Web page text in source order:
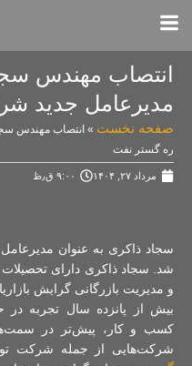
انتصاب مهندس
مدیرعامل جدید
صفحه نخست » انتصاب مهندس
ره گستر نفت
مرداد ۲۷, ۱۴۰۴ ۹:۰۰ ق٫ظ
سجاد ذاکری به عنوان مدیرعامل
شد. سجاد ذاکری دارای
و مدیریت بازرگانی گرایش
بیش از پانزده سال تجربه
کسب‌ و کار، پیش‌تر در
شرکت‌هایی از جمله شرکت